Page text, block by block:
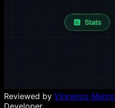
Reviewed by Vincenzo Manto
Developer